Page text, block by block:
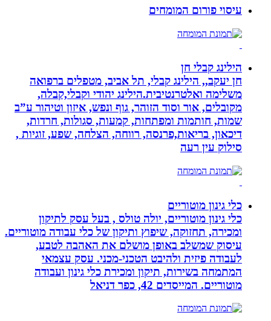
עיסוי פורום המומחים
הילינג קבלי חן
חן יעקב,, הילינג קבלי, תל אביב, מטפלים ברפואה
משלימה ואלטרנטיבית.הילינג יהודי וקבלי,קבלה,
מקובלים, אור וסוד הזוהר, גוף ונפש, איזון וטיהור ע”ב
שמות, חותמות ומפתחות, קמעות, סגולות, חרדות,
דיכאון, בריאות,פרנסה, רווחה, הצלחה, שפע, זוגיות ,
סילוק עין רעה
כלי גינון מוטוריים
כלי גינון מוטוריים, יולה טולס , בעל עסק לתיקון
ומכירה, תחזוקה, שיפוץ ותיקון של כלי עבודה מוטוריים.
עיסוק שמשלב באופן מושלם את האהבה לטבע,
לעבודה פיזית ולהיבט הטכני-מכני. עסק עצמאי
המתמחה בשירות, תיקון ומכירת כלי גינון ועבודה
מוטוריים. המייסדים 42, כפר דניאל